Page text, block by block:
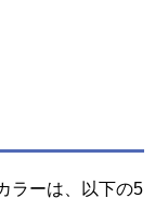
ラーは、以下の5